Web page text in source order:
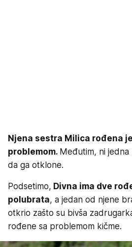
Njena sestra Milica rođena
problemom. Međutim, ni
da ga otklone.
Podsetimo, Divna ima dve
polubrata, a jedan od njene
otkrio zašto su bivša
rođene sa problemom kičme.